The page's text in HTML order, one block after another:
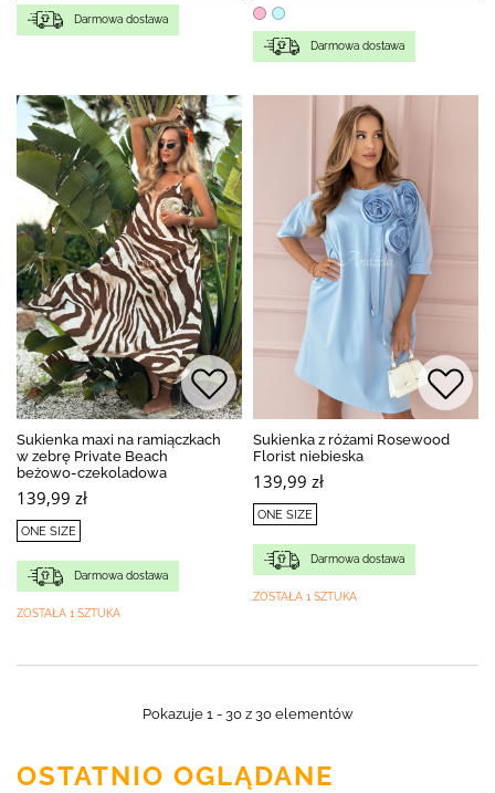
Darmowa dostawa
Darmowa dostawa
Sukienka maxi na ramiączkach
w zebrę Private Beach
beżowo-czekoladowa
139,99 zł
ONE SIZE
Darmowa dostawa
ZOSTAŁA 1 SZTUKA
Sukienka z różami Rosewood
Florist niebieska
139,99 zł
ONE SIZE
Darmowa dostawa
ZOSTAŁA 1 SZTUKA
Pokazuje 1 - 30 z 30 elementów
OSTATNIO OGLĄDANE